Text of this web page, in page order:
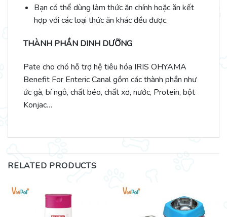
Bạn có thể dùng làm thức ăn chính hoặc ăn kết
hợp với các loại thức ăn khác đều được.
THÀNH PHẦN DINH DƯỠNG
Pate cho chó hỗ trợ hệ tiêu hóa IRIS OHYAMA
Benefit For Enteric Canal gồm các thành phần như
ức gà, bí ngô, chất béo, chất xơ, nước, Protein, bột
Konjac…
RELATED PRODUCTS